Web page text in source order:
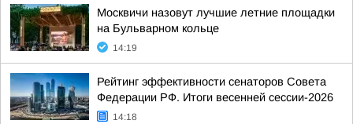
Москвичи назовут лучшие летние площадки
на Бульварном кольце
14:19
Рейтинг эффективности сенаторов Совета
Федерации РФ. Итоги весенней сессии-2026
14:18